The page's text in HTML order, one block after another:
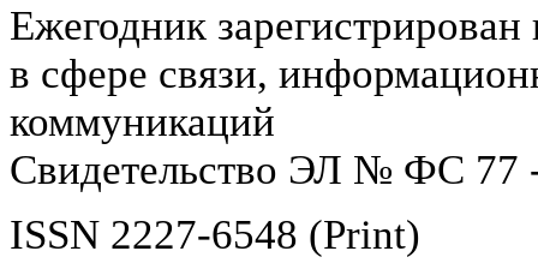
Ежегодник
в сфере связи,
коммуникаций
Свидетельство ЭЛ № ФС 77
ISSN 2227-6548 (Print)